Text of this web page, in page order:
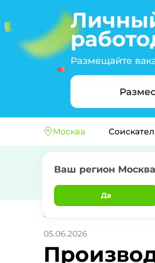
Москва
Ваш регион Москва
Да
Главная
05.06.2026